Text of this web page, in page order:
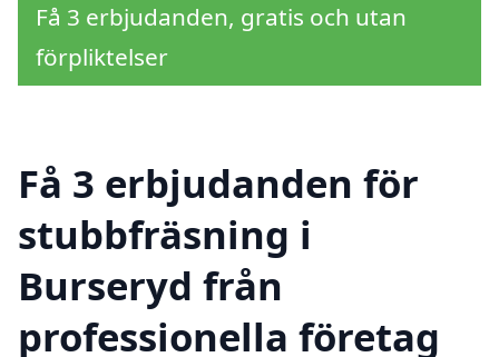
Få 3 erbjudanden, gratis och utan
förpliktelser
Få 3 erbjudanden för
stubbfräsning i
Burseryd från
professionella företag